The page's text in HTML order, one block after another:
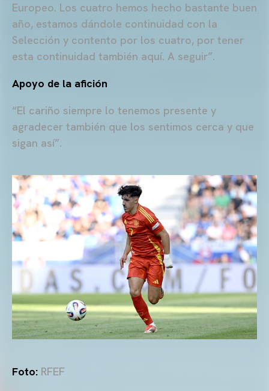
Europeo. Los cuatro hemos hecho bastante buen
año, estamos dándole continuidad con la
Selección y contento por los cuatro, por tener
esta continuidad también aquí. A seguir”.
Apoyo de la afición
“El cariño siempre lo tenemos presente y
agradecer también que los sentimos cerca y que
sigan así”.
Foto: RFEF